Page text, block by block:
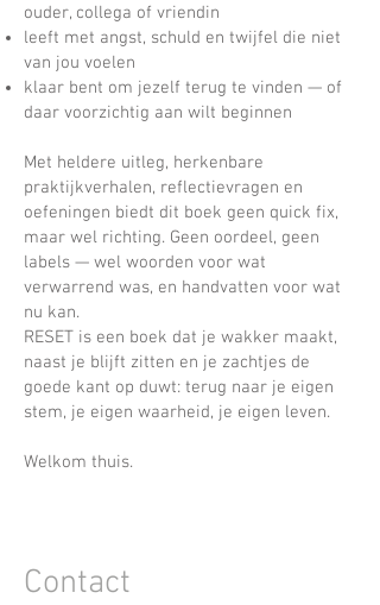
ouder, collega of vriendin
leeft met angst, schuld en twijfel die niet
van jou voelen
klaar bent om jezelf terug te vinden — of
daar voorzichtig aan wilt beginnen
Met heldere uitleg, herkenbare
praktijkverhalen, reflectievragen en
oefeningen biedt dit boek geen quick fix,
maar wel richting. Geen oordeel, geen
labels — wel woorden voor wat
verwarrend was, en handvatten voor wat
nu kan.
RESET is een boek dat je wakker maakt,
naast je blijft zitten en je zachtjes de
goede kant op duwt: terug naar je eigen
stem, je eigen waarheid, je eigen leven.
Welkom thuis.
Contact